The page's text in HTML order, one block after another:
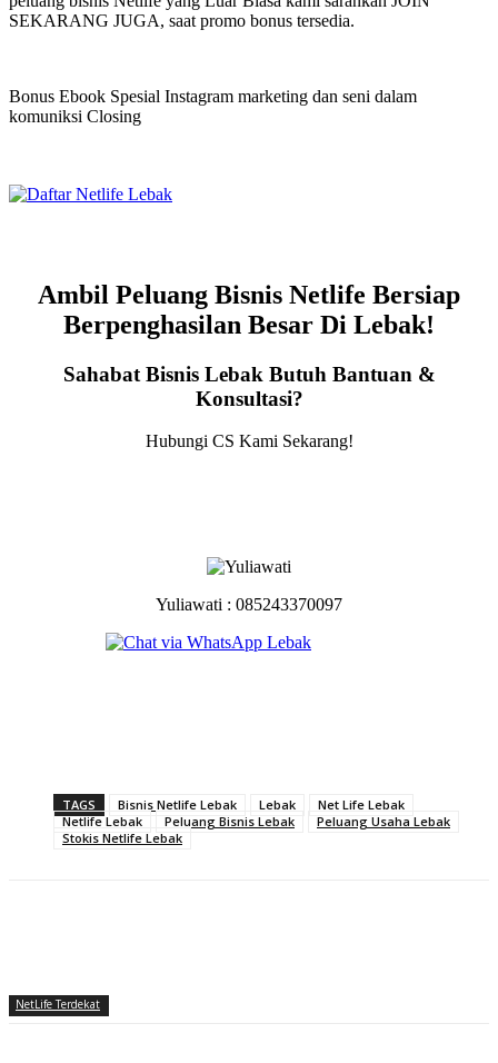
SEKARANG JUGA, saat promo bonus tersedia.
Bonus Ebook Spesial Instagram marketing dan seni dalam
komuniksi Closing
Ambil Peluang Bisnis Netlife Bersiap
Berpenghasilan Besar Di Lebak!
Sahabat Bisnis Lebak Butuh Bantuan &
Konsultasi?
Hubungi CS Kami Sekarang!
Yuliawati : 085243370097
TAGS Bisnis Netlife Lebak Lebak
Net Life Lebak
Netlife Lebak
Peluang Bisnis Lebak
Peluang Usaha Lebak
Stokis Netlife Lebak
NetLife Terdekat